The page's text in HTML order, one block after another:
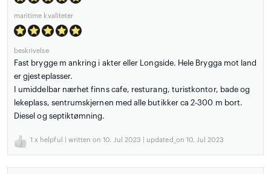
maritime kvaliteter
beskrivelse
Fast brygge m ankring i akter eller Longside. Hele Brygga mot land
er gjesteplasser.
I umiddelbar nærhet finns cafe, resturang, turistkontor, bade og
lekeplass, sentrumskjernen med alle butikker ca 2-300 m bort.
Diesel og septiktømning.
1 x helpful | written on 10. Jul 2023 | updated_on 10. Jul 2023